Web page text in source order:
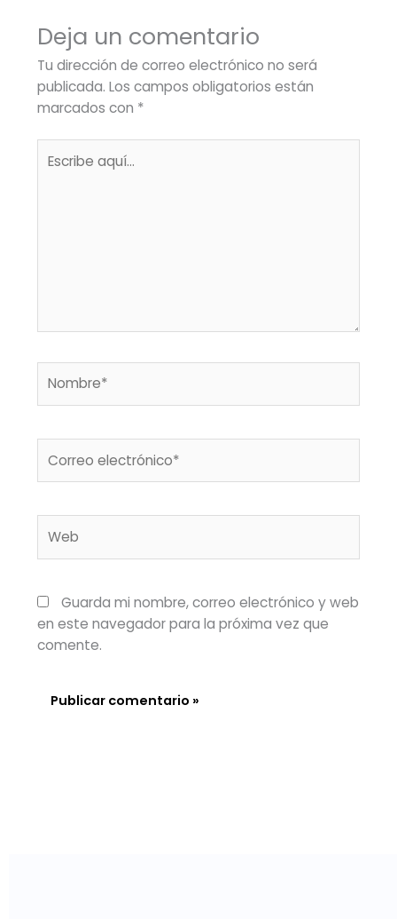
Deja un comentario
Tu dirección de correo electrónico no será
publicada. Los campos obligatorios están
marcados con *
aquí...
electrónico*
Guarda mi nombre, correo electrónico y web
en este navegador para la próxima vez que
comente.